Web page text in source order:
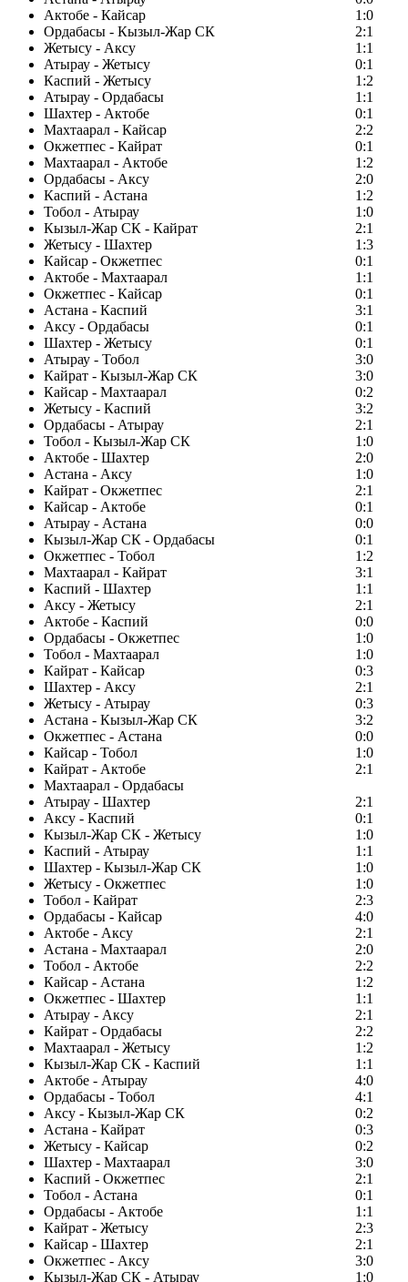
Актобе - Кайсар
1:0
Ордабасы - Кызыл-Жар СК
2:1
Жетысу - Аксу
1:1
Атырау - Жетысу
0:1
Каспий - Жетысу
1:2
Атырау - Ордабасы
1:1
Шахтер - Актобе
0:1
Махтаарал - Кайсар
2:2
Окжетпес - Кайрат
0:1
Махтаарал - Актобе
1:2
Ордабасы - Аксу
2:0
Каспий - Астана
1:2
Тобол - Атырау
1:0
Кызыл-Жар СК - Кайрат
2:1
Жетысу - Шахтер
1:3
Кайсар - Окжетпес
0:1
Актобе - Махтаарал
1:1
Окжетпес - Кайсар
0:1
Астана - Каспий
3:1
Аксу - Ордабасы
0:1
Шахтер - Жетысу
0:1
Атырау - Тобол
3:0
Кайрат - Кызыл-Жар СК
3:0
Кайсар - Махтаарал
0:2
Жетысу - Каспий
3:2
Ордабасы - Атырау
2:1
Тобол - Кызыл-Жар СК
1:0
Актобе - Шахтер
2:0
Астана - Аксу
1:0
Кайрат - Окжетпес
2:1
Кайсар - Актобе
0:1
Атырау - Астана
0:0
Кызыл-Жар СК - Ордабасы
0:1
Окжетпес - Тобол
1:2
Махтаарал - Кайрат
3:1
Каспий - Шахтер
1:1
Аксу - Жетысу
2:1
Актобе - Каспий
0:0
Ордабасы - Окжетпес
1:0
Тобол - Махтаарал
1:0
Кайрат - Кайсар
0:3
Шахтер - Аксу
2:1
Жетысу - Атырау
0:3
Астана - Кызыл-Жар СК
3:2
Окжетпес - Астана
0:0
Кайсар - Тобол
1:0
Кайрат - Актобе
2:1
Махтаарал - Ордабасы
Атырау - Шахтер
2:1
Аксу - Каспий
0:1
Кызыл-Жар СК - Жетысу
1:0
Каспий - Атырау
1:1
Шахтер - Кызыл-Жар СК
1:0
Жетысу - Окжетпес
1:0
Тобол - Кайрат
2:3
Ордабасы - Кайсар
4:0
Актобе - Аксу
2:1
Астана - Махтаарал
2:0
Тобол - Актобе
2:2
Кайсар - Астана
1:2
Окжетпес - Шахтер
1:1
Атырау - Аксу
2:1
Кайрат - Ордабасы
2:2
Махтаарал - Жетысу
1:2
Кызыл-Жар СК - Каспий
1:1
Актобе - Атырау
4:0
Ордабасы - Тобол
4:1
Аксу - Кызыл-Жар СК
0:2
Астана - Кайрат
0:3
Жетысу - Кайсар
0:2
Шахтер - Махтаарал
3:0
Каспий - Окжетпес
2:1
Тобол - Астана
0:1
Ордабасы - Актобе
1:1
Кайрат - Жетысу
2:3
Кайсар - Шахтер
2:1
Окжетпес - Аксу
3:0
Кызыл-Жар СК - Атырау
1:0